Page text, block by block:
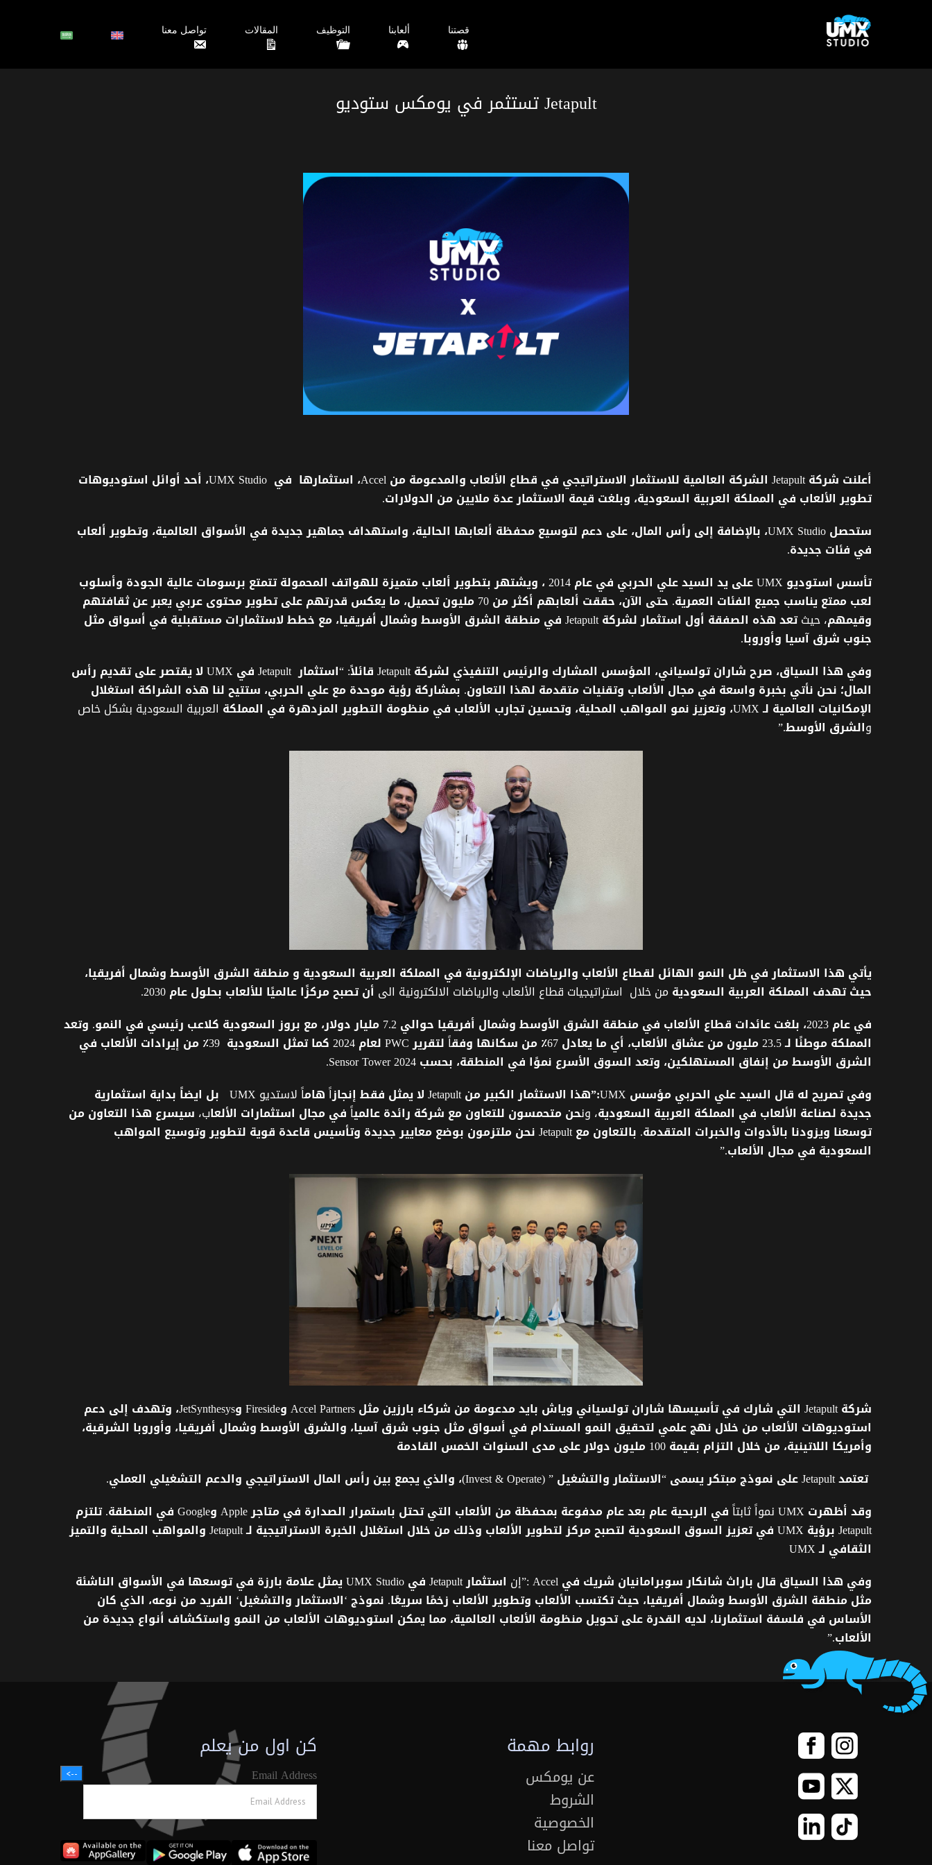
قصتنا ألعابنا التوظيف المقالات تواصل معنا
Jetapult تستثمر في يومكس ستوديو
أعلنت شركةJetapult الشركة العالمية للاستثمار الاستراتيجي في قطاع الألعاب والمدعومةمن ، استثمارها في ، أحدأوائل استوديوهات
تطوير الألعاب في المملكة العربية السعودية، وبلغت قيمة الاستثمارعدة ملايين من الدولارات.
ستحصل
، بالإضافة إلى رأس المال،على دعم لتوسيعمحفظة ألعابها الحالية، واستهداف جماهيرجديدة في الأسواق العالمية، وتطويرألعاب
في فئات جديدة.
تأسس استوديو علىيد السيدعلي الحربي فيعام ، ويشتهربتطويرألعابمتميزة للهواتف المحمولةتتمتع برسوماتعالية الجودة وأسلوب
لعبممتعيناسب جميع الفئات العمرية. حتى الآن، حققت ألعابهم أكثرمن مليونتحميل،مايعكس قدرتهمعلىتطويرمحتوىعربييعبرعنثقافتهم
وقيمهم، حيثتعدهذه الصفقة أول استثمارلشركةJetapult فيمنطقة الشرق الأوسطوشمال أفريقيا،مع خططلاستثماراتمستقبلية في أسواقمثل
جنوب شرقآسيا وأوروبا.
وفي هذا السياق، صرحشارانتولسياني، المؤسس المشارك والرئيس التنفيذي لشركةJetapult قائلاً: “استثمارJetapult في لايقتصرعلىتقديم رأس
المال؛ نحن نأتي بخبرة واسعة فيمجال الألعاب وتقنياتمتقدمة لهذا التعاون. بمشاركة رؤيةموحدةمععلي الحربي، ستتيحلنا هذه الشراكة استغلال
الإمكانيات العالمية لـUMX ، وتعزيزنمو المواهب المحلية، وتحسينتجارب الألعاب فيمنظومة التطوير المزدهرة في المملكة العربية السعودية بشكل خاص
والشرق الأوسط.”
يأتي هذا الاستثمارفي ظل النمو الهائل لقطاع الألعاب والرياضات الإلكترونية في المملكة العربية السعودية ومنطقة الشرق الأوسطوشمال أفريقيا،
حيثتهدف المملكة العربية السعوديةمن خلال استراتيجيات قطاع الألعاب والرياضات الالكترونية الى أنتصبحمركزًاعالميًا للألعاب بحلولعام
فيعام ، بلغتعائدات قطاع الألعاب فيمنطقة الشرق الأوسطوشمال أفريقيا حوالي ملياردولار،مع بروز السعودية كلاعب رئيسي في النمو. وتعد
المملكةموطنًا لـ23.5 مليونمنعشاق الألعاب، أيمايعادل ٪من سكانها وفقاًلتقريرPWC لعام كماتمثل السعودية ٪من إيرادات الألعاب في
الشرق الأوسطمن إنفاق المستهلكين، وتعد السوق الأسرع نموًا في المنطقة، بحسب
وفيتصريحله قال السيدعلي الحربيمؤسسUMX:”هذا الاستثمار الكبيرمنJetapult لايمثل فقطإنجازاًهاماً لاستديو UMX بل ايضاً بداية استثمارية
جديدة لصناعة الألعاب في المملكة العربية السعودية، ونحنمتحمسون للتعاونمع شركة رائدةعالمياًفيمجال استثمارات الألعاب، سيسرع هذا التعاونمن
توسعنا ويزودنا بالأدوات والخبرات المتقدمة. بالتعاونمعJetapult نحنملتزمون بوضعمعاييرجديدة وتأسيس قاعدة قوية لتطويروتوسيع المواهب
السعودية فيمجال الألعاب.”
شركةJetapult التي شارك فيتأسيسها شارانتولسياني وياش بايدمدعومةمن شركاء بارزينمثل وFiresideوJetSynthesys، وتهدف إلى دعم
استوديوهات الألعابمن خلال نهجعلمي لتحقيق النمو المستدام في أسواقمثل جنوب شرقآسيا، والشرق الأوسطوشمال أفريقيا، وأوروبا الشرقية،
وأمريكا اللاتينية،من خلال التزام بقيمة مليون دولارعلىمدى السنوات الخمس القادمة
تعتمدJetapult على نموذجمبتكريسمى“الاستثماروالتشغيل” (Invest & Operate) ، والذييجمع بين رأس المال الاستراتيجي والدعم التشغيلي العملي.
وقدأظهرت في الربحيةعام بعدعاممدفوعة بمحفظةمن الألعاب التيتحتل باستمرار الصدارة فيمتاجرApple وGoogleفي المنطقة.تلتزم
Jetapultبرؤية فيتعزيز السوق السعودية لتصبحمركزلتطوير الألعاب وذلكمن خلال استغلال الخبرة الاستراتيجية لـJetapult والمواهب المحلية والتميز
الثقافي لـUMX
وفي هذا السياق قال باراث شانكارسوبرامانيان شريك في استثمارJetapult في يمثلعلامة بارزة فيتوسعها في الأسواق الناشئة
مثلمنطقة الشرق الأوسطوشمال أفريقيا، حيثتكتسب الألعاب وتطوير الألعاب زخمًا سريعًا. نموذج‘الاستثماروالتشغيل‘ الفريدمن نوعه، الذي كان
الأساس في فلسفة استثمارنا، لديه القدرةعلىتحويلمنظومة الألعاب العالمية،ممايمكن استوديوهات الألعابمن النمو واستكشاف أنواع جديدةمن
الألعاب.”
روابط مهمة
عن يومكس
الشروط
الخصوصية
تواصل معنا
كن اول من يعلم
Email Address